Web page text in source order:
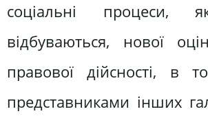
соціальні
відбуваються, нової
правової дійсності, в
представниками інших